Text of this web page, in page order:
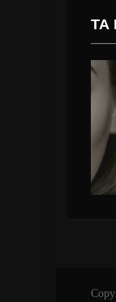
ΤΑ